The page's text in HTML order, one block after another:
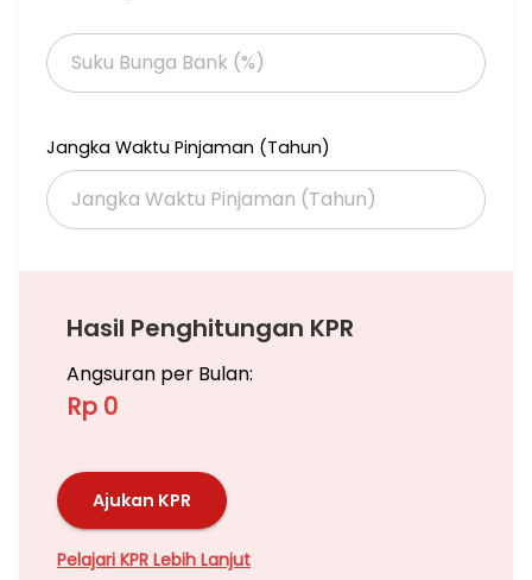
Jangka Waktu Pinjaman (Tahun)
Hasil Penghitungan KPR
Angsuran per Bulan:
Rp 0
Ajukan KPR
Pelajari KPR Lebih Lanjut